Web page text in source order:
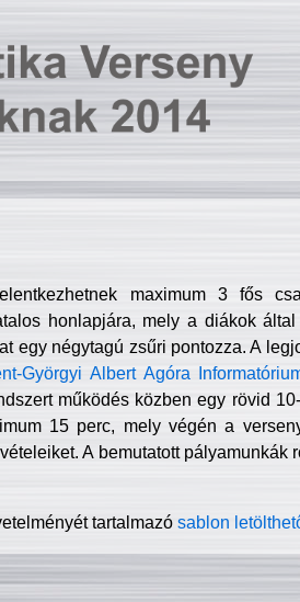
maximum 3 fős
honlapjára, mely a diákok
egy négytagú zsűri pontozza. A
Györgyi Albert Agóra
működés közben egy rövid
15 perc, mely végén a
A bemutatott
tartalmazósablon